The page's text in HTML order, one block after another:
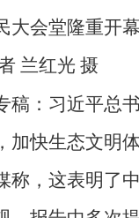
大会堂隆重开
兰红光 摄
：习近平总书
加快生态文明
称，这表明了